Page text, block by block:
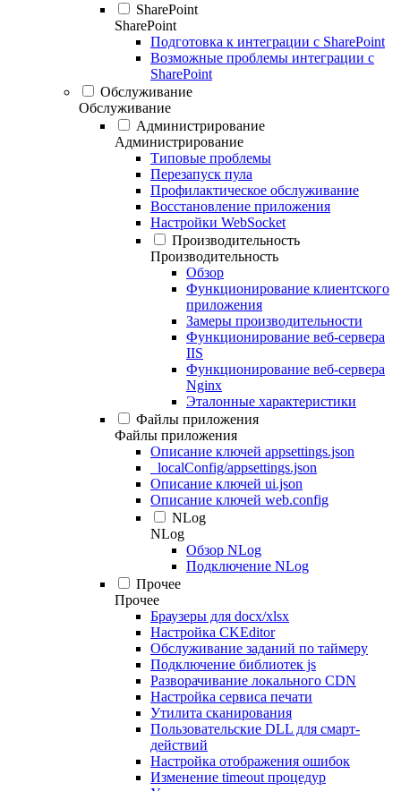
SharePoint
SharePoint
Подготовка к интеграции с SharePoint
Возможные проблемы интеграции с
SharePoint
Обслуживание
Обслуживание
Администрирование
Администрирование
Типовые проблемы
Перезапуск пула
Профилактическое обслуживание
Восстановление приложения
Настройки WebSocket
Производительность
Производительность
Обзор
Функционирование клиентского
приложения
Замеры производительности
Функционирование веб-сервера
IIS
Функционирование веб-сервера
Nginx
Эталонные характеристики
Файлы приложения
Файлы приложения
Описание ключей appsettings.json
_localConfig/appsettings.json
Описание ключей ui.json
Описание ключей web.config
NLog
NLog
Обзор NLog
Подключение NLog
Прочее
Прочее
Браузеры для docx/xlsx
Настройка CKEditor
Обслуживание заданий по таймеру
Подключение библиотек js
Разворачивание локального CDN
Настройка сервиса печати
Утилита сканирования
Пользовательские DLL для смарт-
действий
Настройка отображения ошибок
Изменение timeout процедур